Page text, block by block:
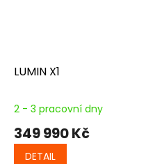
LUMIN X1
2 - 3 pracovní dny
349 990 Kč
DETAIL